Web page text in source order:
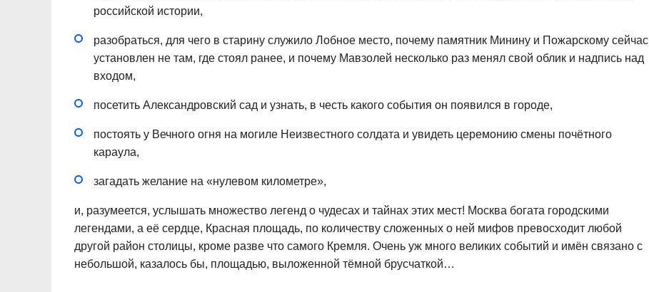
российской истории,
разобраться, для чего в старину служило Лобное место, почему памятник Минину и Пожарскому сейчас
установлен не там, где стоял ранее, и почему Мавзолей несколько раз менял свой облик и надпись над
входом,
посетить Александровский сад и узнать, в честь какого события он появился в городе,
постоять у Вечного огня на могиле Неизвестного солдата и увидеть церемонию смены почётного
караула,
загадать желание на «нулевом километре»,
и, разумеется, услышать множество легенд о чудесах и тайнах этих мест! Москва богата городскими
легендами, а её сердце, Красная площадь, по количеству сложенных о ней мифов превосходит любой
другой район столицы, кроме разве что самого Кремля. Очень уж много великих событий и имён связано с
небольшой, казалось бы, площадью, выложенной тёмной брусчаткой…